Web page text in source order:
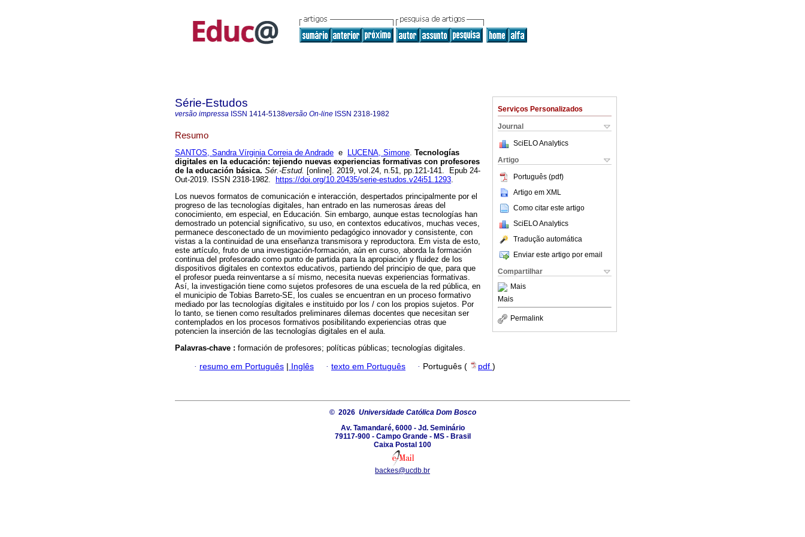
Serviços Personalizados
Journal
SciELO Analytics
Artigo
Português (pdf)
Artigo em XML
Como citar este artigo
SciELO Analytics
Tradução automática
Enviar este artigo por email
Compartilhar
Mais
Mais
Permalink
Série-Estudos
versão impressa ISSN 1414-5138versão On-line ISSN 2318-1982
Resumo
SANTOS, Sandra Vírginia Correia de Andrade e LUCENA, Simone. Tecnologías
digitales en la educación: tejiendo nuevas experiencias formativas con profesores
de la educación básica. Sér.-Estud. [online]. 2019, vol.24, n.51, pp.121-141. Epub 24-
Out-2019. ISSN 2318-1982.
https://doi.org/10.20435/serie-estudos.v24i51.1293.
Los nuevos formatos de comunicación e interacción, despertados principalmente por el
progreso de las tecnologías digitales, han entrado en las numerosas áreas del
conocimiento, em especial, en Educación. Sin embargo, aunque estas tecnologías han
demostrado un potencial significativo, su uso, en contextos educativos, muchas veces,
permanece desconectado de un movimiento pedagógico innovador y consistente, con
vistas a la continuidad de una enseñanza transmisora ​​y reproductora. Em vista de esto,
este artículo, fruto de una investigación-formación, aún en curso, aborda la formación
continua del profesorado como punto de partida para la apropiación y fluidez de los
dispositivos digitales en contextos educativos, partiendo del principio de que, para que
el profesor pueda reinventarse a sí mismo, necesita nuevas experiencias formativas.
Así, la investigación tiene como sujetos profesores de una escuela de la red pública, en
el municipio de Tobias Barreto-SE, los cuales se encuentran en un proceso formativo
mediado por las tecnologías digitales e instituido por los / con los propios sujetos. Por
lo tanto, se tienen como resultados preliminares dilemas docentes que necesitan ser
contemplados en los procesos formativos posibilitando experiencias otras que
potencien la inserción de las tecnologías digitales en el aula.
Palavras-chave : formación de profesores; políticas públicas; tecnologías digitales.
· resumo em Português | Inglês · texto em Português · Português ( pdf )
© 2026 Universidade Católica Dom Bosco
Av. Tamandaré, 6000 - Jd. Seminário
79117-900 - Campo Grande - MS - Brasil
Caixa Postal 100
backes@ucdb.br